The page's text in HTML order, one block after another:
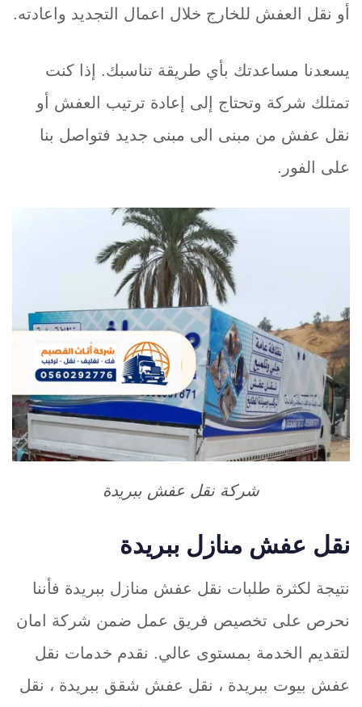
أو نقل العفش للخارج خلال اعمال التجديد واعادته.
يسعدنا مساعدتك بأي طريقة تناسبك. إذا كنت
تمتلك شركة وتحتاج إلى إعادة ترتيب العفش أو
نقل عفش من مبنى الى مبنى جديد فتواصل بنا
على الفور.
شركة نقل عفش ببريدة
نقل عفش منازل ببريدة
نتيجة لكثرة طلبات نقل عفش منازل ببريدة فأننا
نحرص على تخصيص فريق عمل ضمن شركة امان
لتقديم الخدمة بمستوى عالي. نقدم خدمات نقل
عفش بيوت ببريدة ، نقل عفش شقق ببريدة ، نقل